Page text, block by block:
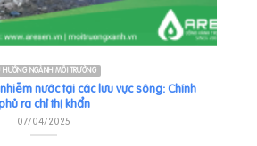
HƯỚNG NGÀNH MÔI TRƯỜNG
nước tại các lưu vực sông: Chính
ra chỉ thị khẩn
07/04/2025